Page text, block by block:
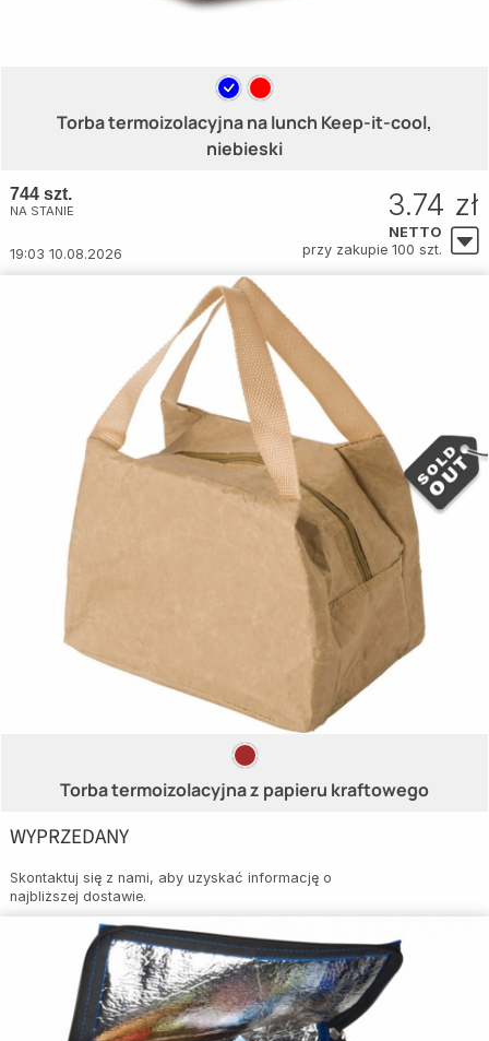
Torba termoizolacyjna na lunch Keep-it-cool,
niebieski
744 szt.
NA STANIE
19:03 10.08.2026
3.74 zł
NETTO
przy zakupie 100 szt.
Torba termoizolacyjna z papieru kraftowego
WYPRZEDANY
Skontaktuj się z nami, aby uzyskać informację o
najbliższej dostawie.